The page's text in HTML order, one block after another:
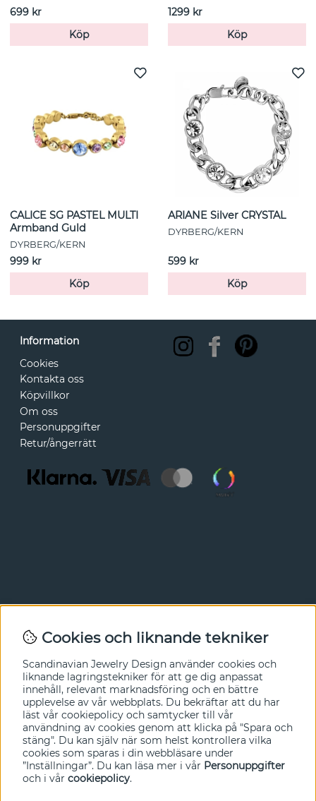
699 kr
Köp
1299 kr
Köp
CALICE SG PASTEL MULTI
Armband Guld
DYRBERG/KERN
999 kr
Köp
ARIANE Silver CRYSTAL
DYRBERG/KERN
599 kr
Köp
Information
Cookies
Kontakta oss
Köpvillkor
Om oss
Personuppgifter
Retur/ångerrätt
Nyhetsbrev
erbjudanden före alla andra. Registrera dig här nedan.
Ja tack!
Cookies och liknande tekniker
Scandinavian Jewelry Design använder cookies och
liknande lagringstekniker för att ge dig anpassat
innehåll, relevant marknadsföring och en bättre
upplevelse av vår webbplats. Du bekräftar att du har
läst vår cookiepolicy och samtycker till vår
användning av cookies genom att klicka på "Spara och
stäng". Du kan själv när som helst kontrollera vilka
cookies som sparas i din webbläsare under
”Inställningar”. Du kan läsa mer i vår Personuppgifter
och i vår cookiepolicy.